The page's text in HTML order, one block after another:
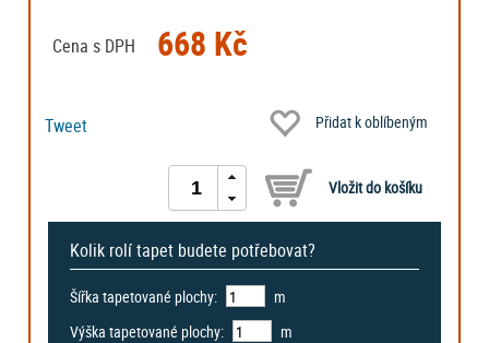
Cena s DPH 668 Kč
Tweet Přidat k oblíbeným
Kolik rolí tapet budete potřebovat?
Šířka tapetované plochy:
m
Výška tapetované plochy:
m